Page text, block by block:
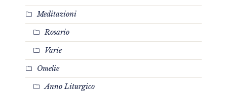
Meditazioni
Rosario
Varie
Omelie
Anno Liturgico